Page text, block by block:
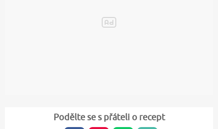
Podělte se s přáteli o recept